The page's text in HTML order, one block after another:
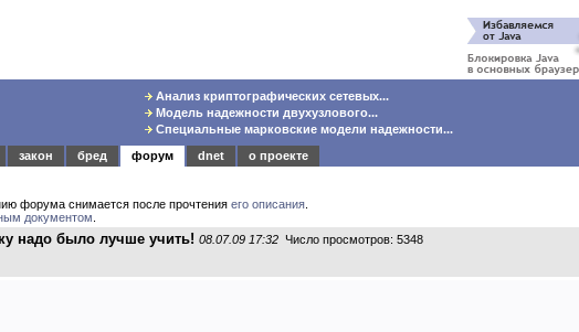
Анализ криптографических сетевых...
Модель надежности двухузлового...
Специальные марковские модели надежности...
закон
бред форум dnet
о проекте
форума снимается после прочтения его описания
документом
надо было лучше учить! 08.07.09 17:32 Число просмотров: 5348